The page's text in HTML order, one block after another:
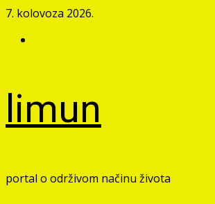
Skip
content
7. kolovoza 2026.
limun
portal o održivom načinu života